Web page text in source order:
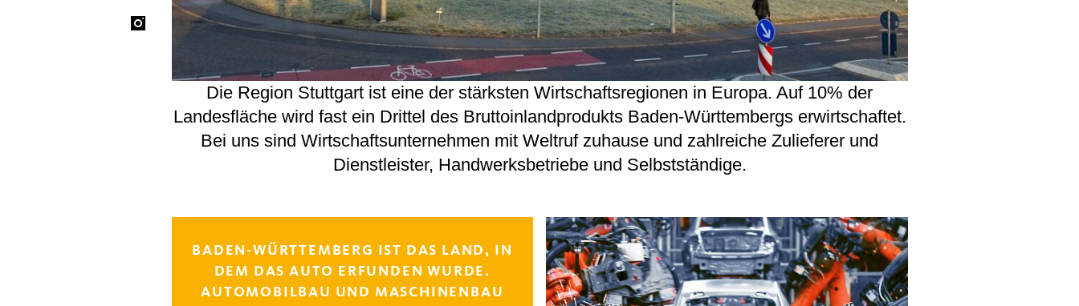
Die Region Stuttgart ist eine der stärksten Wirtschaftsregionen in Europa. Auf 10% der
Landesfläche wird fast ein Drittel des Bruttoinlandprodukts Baden-Württembergs erwirtschaftet.
Bei uns sind Wirtschaftsunternehmen mit Weltruf zuhause und zahlreiche Zulieferer und
Dienstleister, Handwerksbetriebe und Selbstständige.
BADEN-WÜRTTEMBERG IST DAS LAND, IN
DEM DAS AUTO ERFUNDEN WURDE.
AUTOMOBILBAU UND MASCHINENBAU